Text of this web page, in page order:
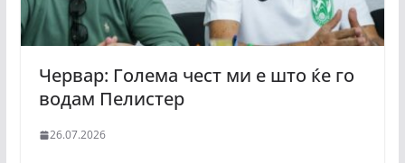
Червар: Голема чест ми е што ќе го
водам Пелистер
26.07.2026